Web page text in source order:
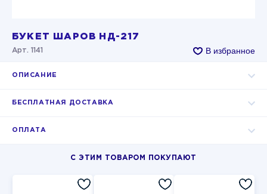
БУКЕТ ШАРОВ НД-217
Арт. 1141 В избранное
ОПИСАНИЕ
БЕСПЛАТНАЯ ДОСТАВКА
ОПЛАТА
С ЭТИМ ТОВАРОМ ПОКУПАЮТ